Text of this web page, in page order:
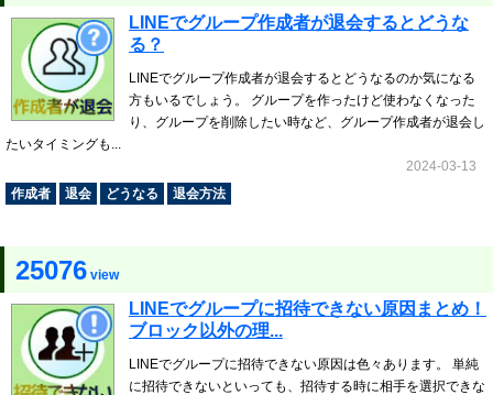
LINEでグループ作成者が退会するとどうな
る？
LINEでグループ作成者が退会するとどうなるのか気になる
方もいるでしょう。 グループを作ったけど使わなくなった
り、グループを削除したい時など、グループ作成者が退会し
たいタイミングも...
2024-03-13
作成者
退会 どうなる 退会方法
25076 view
LINEでグループに招待できない原因まとめ！
ブロック以外の理...
LINEでグループに招待できない原因は色々あります。 単純
に招待できないといっても、招待する時に相手を選択できな